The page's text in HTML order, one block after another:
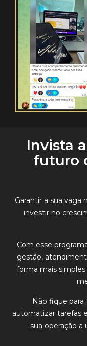
Invista
futuro
Garantir a sua
investir no
Com esse
gestão,
forma mais
Não fique para
automatizar tarefas
sua operação